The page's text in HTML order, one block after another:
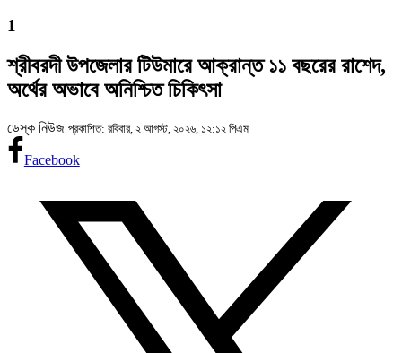
1
শ্রীবরদী উপজেলার টিউমারে আক্রান্ত ১১ বছরের রাশেদ,
অর্থের অভাবে অনিশ্চিত চিকিৎসা
ডেস্ক নিউজ প্রকাশিত: রবিবার, ২ আগস্ট, ২০২৬, ১২:১২ পিএম
Facebook